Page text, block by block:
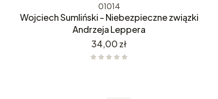
01014
Wojciech Sumliński - Niebezpieczne związki
Andrzeja Leppera
Cena
34,00 zł